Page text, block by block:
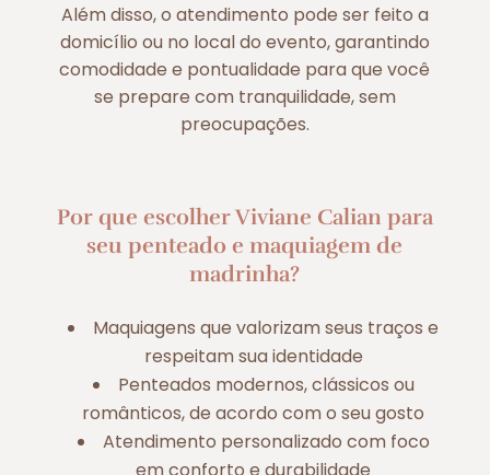
Além disso, o atendimento pode ser feito a
domicílio ou no local do evento, garantindo
comodidade e pontualidade para que você
se prepare com tranquilidade, sem
preocupações.
Por que escolher Viviane Calian para
seu penteado e maquiagem de
madrinha?
Maquiagens que valorizam seus traços e
respeitam sua identidade
Penteados modernos, clássicos ou
românticos, de acordo com o seu gosto
Atendimento personalizado com foco
em conforto e durabilidade